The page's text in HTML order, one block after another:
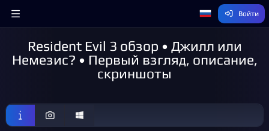
Войти
Resident Evil 3 обзор • Джилл или
Немезис? • Первый взгляд, описание,
скриншоты